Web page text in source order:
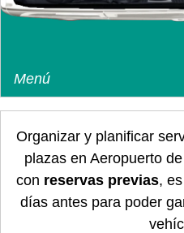
Menú
Organizar y planificar
plazas en Aeropuerto
con reservas previas,
días antes para poder